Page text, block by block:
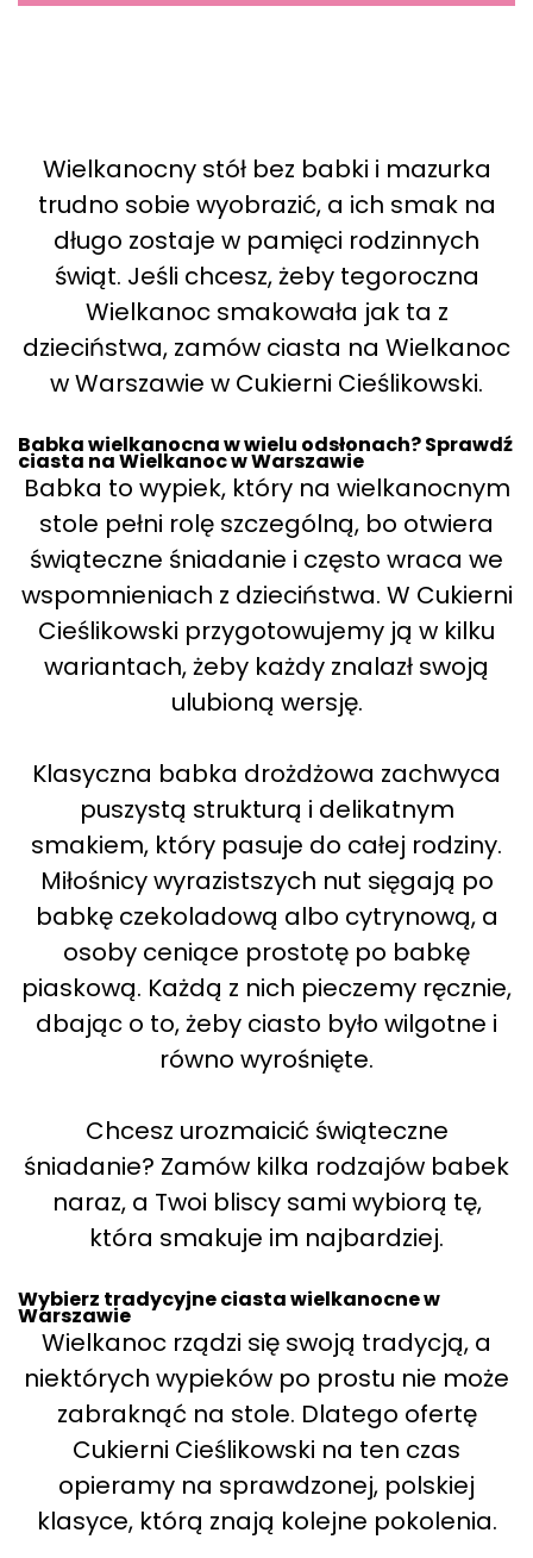
Wielkanocny stół bez babki i mazurka
trudno sobie wyobrazić, a ich smak na
długo zostaje w pamięci rodzinnych
świąt. Jeśli chcesz, żeby tegoroczna
Wielkanoc smakowała jak ta z
dzieciństwa, zamów ciasta na Wielkanoc
w Warszawie w Cukierni Cieślikowski.
Babka wielkanocna w wielu odsłonach? Sprawdź
ciasta na Wielkanoc w Warszawie
Babka to wypiek, który na wielkanocnym
stole pełni rolę szczególną, bo otwiera
świąteczne śniadanie i często wraca we
wspomnieniach z dzieciństwa. W Cukierni
Cieślikowski przygotowujemy ją w kilku
wariantach, żeby każdy znalazł swoją
ulubioną wersję.
Klasyczna babka drożdżowa zachwyca
puszystą strukturą i delikatnym
smakiem, który pasuje do całej rodziny.
Miłośnicy wyrazistszych nut sięgają po
babkę czekoladową albo cytrynową, a
osoby ceniące prostotę po babkę
piaskową. Każdą z nich pieczemy ręcznie,
dbając o to, żeby ciasto było wilgotne i
równo wyrośnięte.
Chcesz urozmaicić świąteczne
śniadanie? Zamów kilka rodzajów babek
naraz, a Twoi bliscy sami wybiorą tę,
która smakuje im najbardziej.
Wybierz tradycyjne ciasta wielkanocne w
Warszawie
Wielkanoc rządzi się swoją tradycją, a
niektórych wypieków po prostu nie może
zabraknąć na stole. Dlatego ofertę
Cukierni Cieślikowski na ten czas
opieramy na sprawdzonej, polskiej
klasyce, którą znają kolejne pokolenia.